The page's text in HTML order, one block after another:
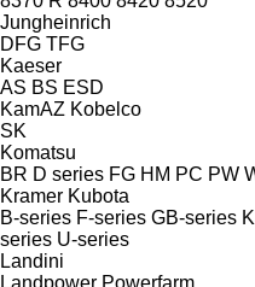
Jungheinrich
DFG TFG
Kaeser
AS BS ESD
KamAZ Kobelco
SK
Komatsu
BR D series FG HM PC PW
Kramer Kubota
B-series F-series GB-series
series U-series
Landini
Landpower Powerfarm